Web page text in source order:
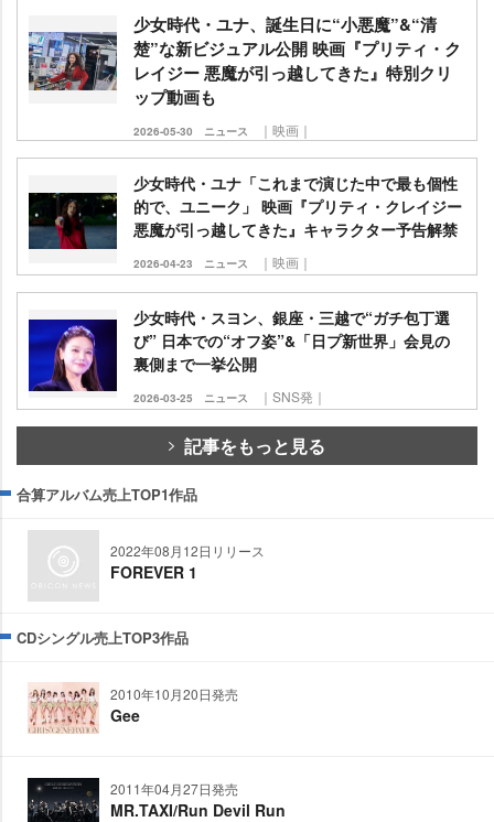
少女時代・ユナ、誕生日に“小悪魔”&“清
楚”な新ビジュアル公開 映画『プリティ・ク
レイジー 悪魔が引っ越してきた』特別クリ
ップ動画も
2026-05-30 ニュース ｜映画｜
少女時代・ユナ「これまで演じた中で最も個性
的で、ユニーク」 映画『プリティ・クレイジー
悪魔が引っ越してきた』キャラクター予告解禁
2026-04-23 ニュース ｜映画｜
少女時代・スヨン、銀座・三越で“ガチ包丁選
び” 日本での“オフ姿”&「日プ新世界」会見の
裏側まで一挙公開
2026-03-25 ニュース ｜SNS発｜
記事をもっと見る
合算アルバム売上TOP1作品
2022年08月12日リリース
FOREVER 1
CDシングル売上TOP3作品
2010年10月20日発売
Gee
2011年04月27日発売
MR.TAXI/Run Devil Run